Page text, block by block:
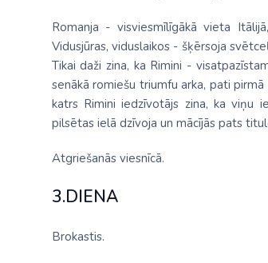
Romanja - visviesmīlīgākā vieta
Vidusjūras, viduslaikos - šķērsoja
Tikai daži zina, ka Rimini -
senākā romiešu triumfu arka, pati
katrs Rimini iedzīvotājs zina, ka viņu
pilsētas ielā dzīvoja un mācījās pats
Atgriešanās viesnīcā.
3.DIENA
Brokastis.